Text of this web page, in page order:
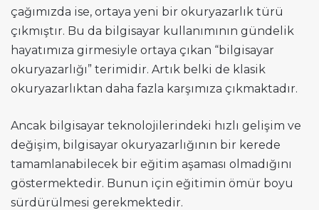
çağımızda ise, ortaya yeni bir okuryazarlık türü
çıkmıştır. Bu da bilgisayar kullanımının gündelik
hayatımıza girmesiyle ortaya çıkan “bilgisayar
okuryazarlığı” terimidir. Artık belki de klasik
okuryazarlıktan daha fazla karşımıza çıkmaktadır.
Ancak bilgisayar teknolojilerindeki hızlı gelişim ve
değişim, bilgisayar okuryazarlığının bir kerede
tamamlanabilecek bir eğitim aşaması olmadığını
göstermektedir. Bunun için eğitimin ömür boyu
sürdürülmesi gerekmektedir.